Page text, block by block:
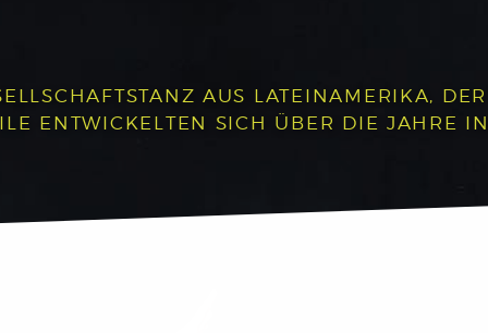
AUS LATEINAMERIKA,
ENTWICKELTEN SICH ÜBER DIE JAHRE